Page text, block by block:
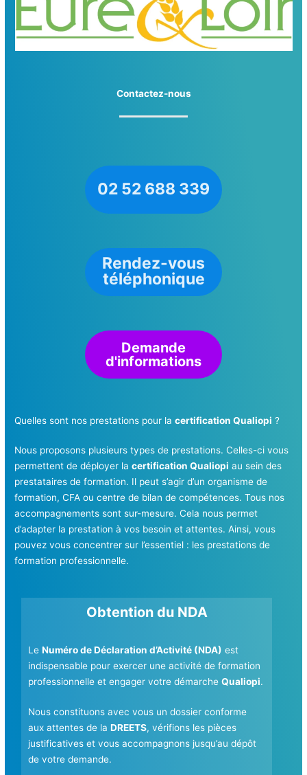
Contactez-nous
02 52 688 339
Rendez-vous
téléphonique
Demande
d'informations
Quelles sont nos prestations pour lacertification Qualiopi ?
Nous proposons plusieurs types de prestations. Celles-ci vous
permettent de déployer lacertification Qualiopi au sein des
prestataires de formation. Il peut s’agir d’un organisme de
formation, CFA ou centre de bilan de compétences. Tous nos
accompagnements sont sur-mesure. Cela nous permet
d’adapter la prestation à vos besoin et attentes. Ainsi, vous
pouvez vous concentrer sur l’essentiel : les prestations de
formation professionnelle.
Obtention du NDA
LeNuméro de Déclaration d’Activité (NDA) est
indispensable pour exercer une activité de formation
professionnelle et engager votre démarcheQualiopi.
Nous constituons avec vous un dossier conforme
aux attentes de laDREETS, vérifions les pièces
justificatives et vous accompagnons jusqu’au dépôt
de votre demande.